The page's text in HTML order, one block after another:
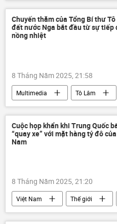
Bộ Tài Chính VN
Kinh tế
Chuyến thăm của Tổng Bí thư
đất nước Nga bắt đầu từ sự tiếp
nồng nhiệt
8 Tháng Năm 2025, 21:58
Multimedia
Tô Lâm
Chuyến thăm của Tổng Bí thư Tô
Nga
Video
Thế
Chiến thắng
ngày kỷ niệm
Cuộc họp khẩn khi Trung Quốc
“quay xe” với mặt hàng tỷ đô
Nam
8 Tháng Năm 2025, 21:20
Việt Nam Thế giới
sầu riêng
Kinh tế